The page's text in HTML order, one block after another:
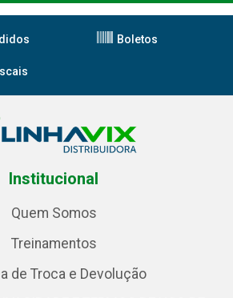
Boletos
Institucional
Quem Somos
Treinamentos
de Troca e Devolução